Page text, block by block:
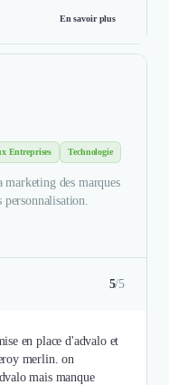
En savoir plus
Entreprises Technologie
des marques
5/5
en place d'advalo et
merlin. on
mais manque